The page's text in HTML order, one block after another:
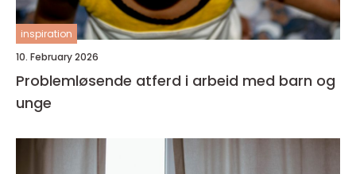
inspiration
10. February 2026
Problemløsende atferd i arbeid med barn og
unge